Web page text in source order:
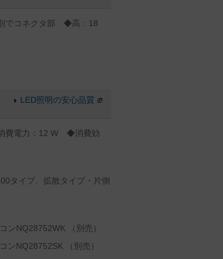
でコネクタ部 ◆高：18
LED照明の安心品質
電力：12 W ◆消費効
タイプ、拡散タイプ・片側
ンNQ28752WK （別売）
ンNQ28752SK （別売）